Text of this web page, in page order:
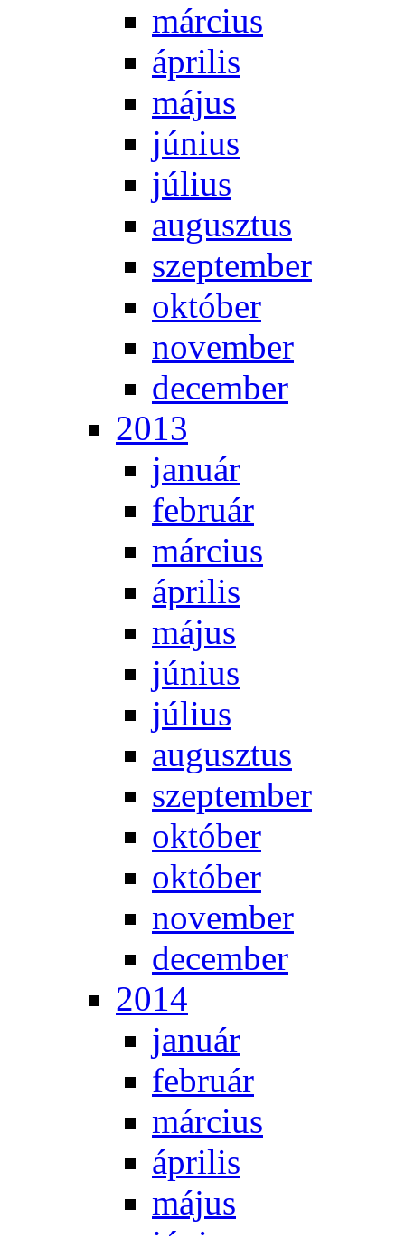
már­ci­us
áp­ri­lis
má­jus
jú­ni­us
jú­li­us
au­gusz­tus
szep­tem­ber
ok­tó­ber
no­vem­ber
de­cem­ber
2013
ja­nu­ár
feb­ru­ár
már­ci­us
áp­ri­lis
má­jus
jú­ni­us
jú­li­us
au­gusz­tus
szep­tem­ber
ok­tó­ber
ok­tó­ber
no­vem­ber
de­cem­ber
2014
ja­nu­ár
feb­ru­ár
már­ci­us
áp­ri­lis
má­jus